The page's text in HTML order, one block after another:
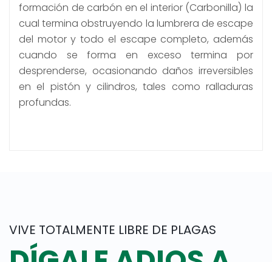
formación de carbón en el interior (Carbonilla) la
cual termina obstruyendo la lumbrera de escape
del motor y todo el escape completo, además
cuando se forma en exceso termina por
desprenderse, ocasionando daños irreversibles
en el pistón y cilindros, tales como ralladuras
profundas.
VIVE TOTALMENTE LIBRE DE PLAGAS